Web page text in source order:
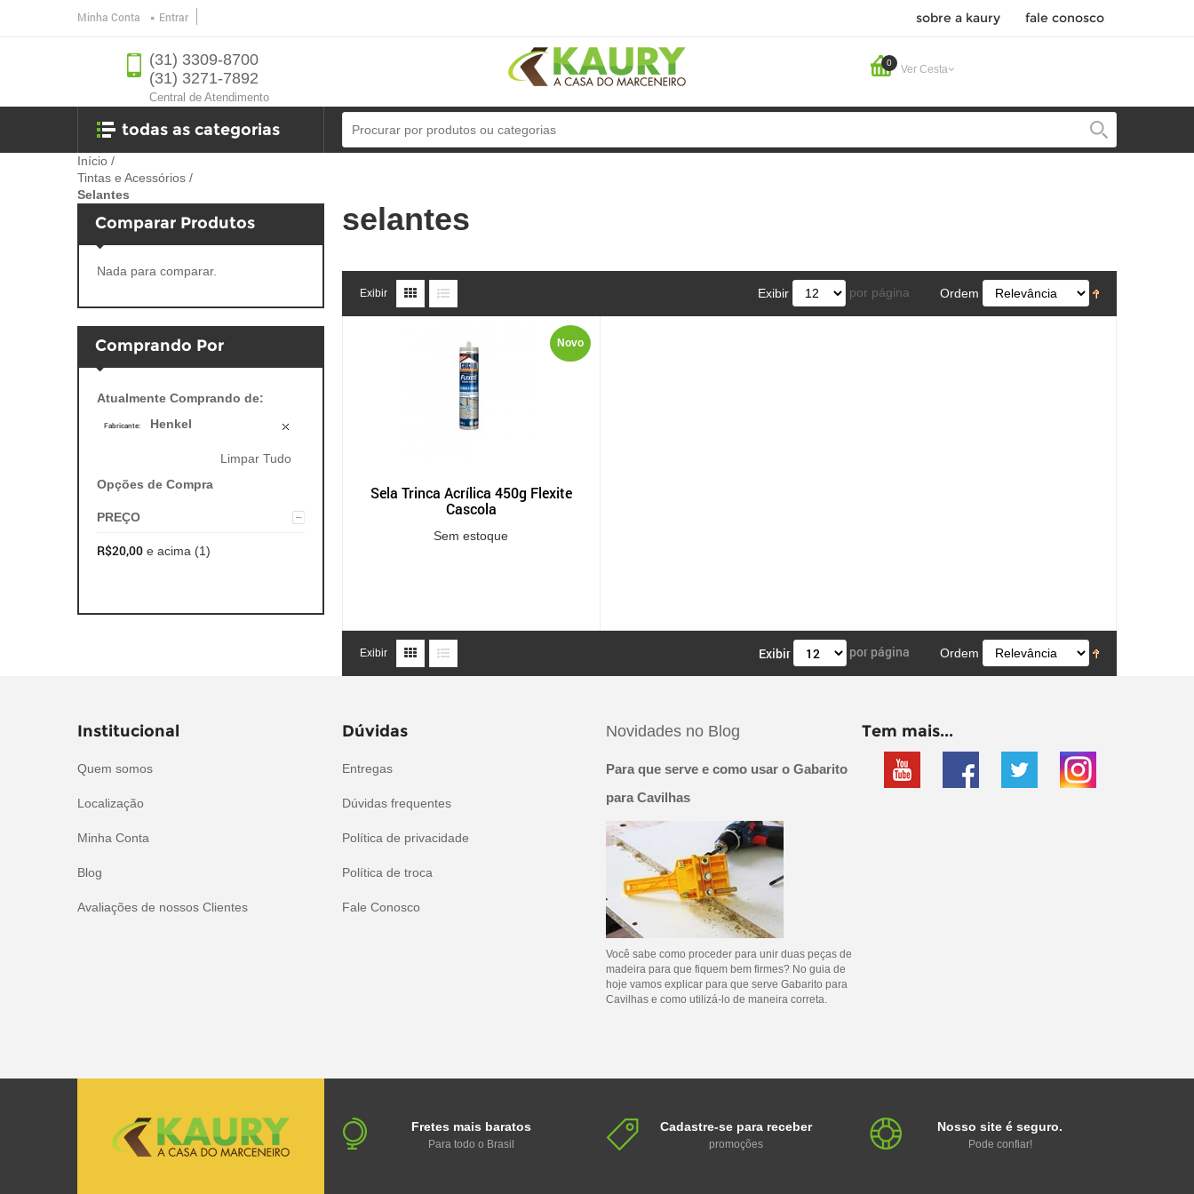
Minha Conta Entrar sobre a kaury fale conosco
(31) 3309-8700
(31) 3271-7892
Central de Atendimento
0
Ver Cesta
todas as categorias
Ferramentas
Banheiro
Ferragens
jardim e lazer
utilidades e eletro
tintas e acessórios
Início /
Tintas e Acessórios /
Selantes
Comparar Produtos
Nada para comparar.
Comprando Por
Atualmente Comprando de:
Fabricante: Henkel
Limpar Tudo
Opções de Compra
PREÇO
R$20,00 e acima (1)
selantes
Exibir Exibir por página Ordem
Novo
Sela Trinca Acrílica 450g Flexite
Cascola
Sem estoque
Exibir Exibir por página Ordem
Institucional
Quem somos
Localização
Minha Conta
Blog
Avaliações de nossos Clientes
Dúvidas
Entregas
Dúvidas frequentes
Política de privacidade
Política de troca
Fale Conosco
Novidades no Blog
Para que serve e como usar o Gabarito
para Cavilhas
Você sabe como proceder para unir duas peças de
madeira para que fiquem bem firmes? No guia de
hoje vamos explicar para que serve Gabarito para
Cavilhas e como utilizá-lo de maneira correta.
Tem mais...
Fretes mais baratos
Para todo o Brasil
Cadastre-se para receber
promoções
Nosso site é seguro.
Pode confiar!